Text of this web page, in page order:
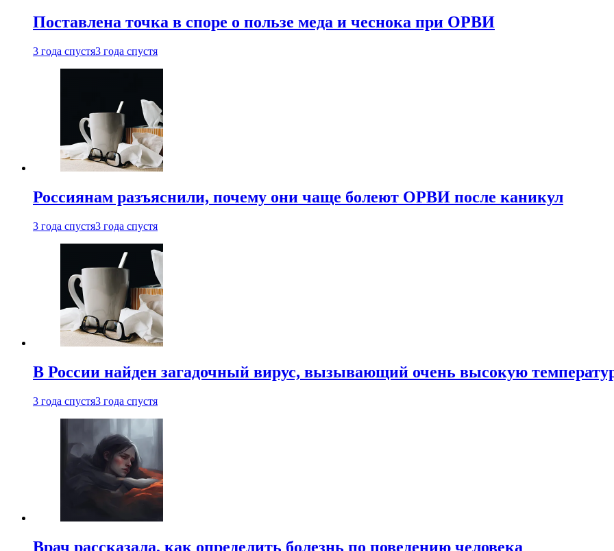
Поставлена точка в споре о пользе меда и чеснока при ОРВИ
3 года спустя3 года спустя
Россиянам разъяснили, почему они чаще болеют ОРВИ после каникул
3 года спустя3 года спустя
В России найден загадочный вирус, вызывающий очень высокую
3 года спустя3 года спустя
Врач рассказала, как определить болезнь по поведению человека